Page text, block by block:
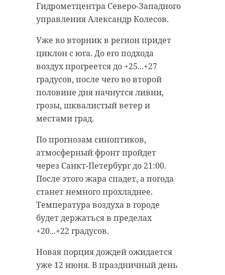
Гидрометцентра Северо-Западного
управления Александр Колесов.
Уже во вторник в регион придет
циклон с юга. До его подхода
воздух прогреется до +25...+27
градусов, после чего во второй
половине дня начнутся ливни,
грозы, шквалистый ветер и
местами град.
По прогнозам синоптиков,
атмосферный фронт пройдет
через Санкт-Петербург до 21:00.
После этого жара спадет, а погода
станет немного прохладнее.
Температура воздуха в городе
будет держаться в пределах
+20...+22 градусов.
Новая порция дождей ожидается
уже 12 июня. В праздничный день